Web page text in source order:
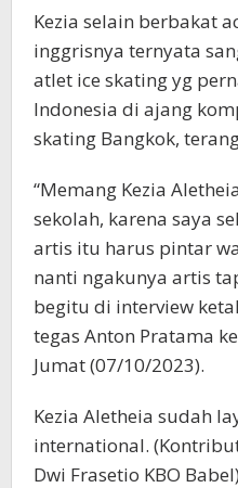
Kezia selain berbakat
inggrisnya ternyata
atlet ice skating yg
Indonesia di ajang
skating Bangkok,
“Memang Kezia
sekolah, karena saya
artis itu harus pintar
nanti ngakunya artis
begitu di interview
tegas Anton Pratama
Jumat (07/10/2023).
Kezia Aletheia sudah
international.
Dwi Frasetio KBO Babel)